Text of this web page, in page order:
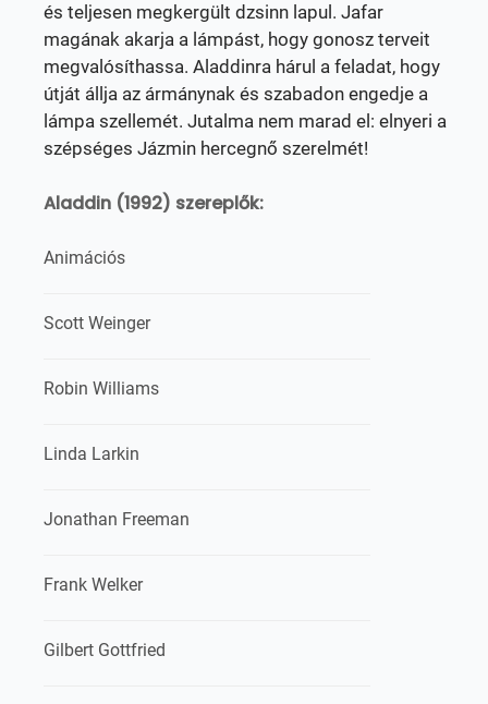
és teljesen megkergült dzsinn lapul. Jafar
magának akarja a lámpást, hogy gonosz terveit
megvalósíthassa. Aladdinra hárul a feladat, hogy
útját állja az ármánynak és szabadon engedje a
lámpa szellemét. Jutalma nem marad el: elnyeri a
szépséges Jázmin hercegnő szerelmét!
Aladdin (1992) szereplők:
Animációs
Scott Weinger
Robin Williams
Linda Larkin
Jonathan Freeman
Frank Welker
Gilbert Gottfried